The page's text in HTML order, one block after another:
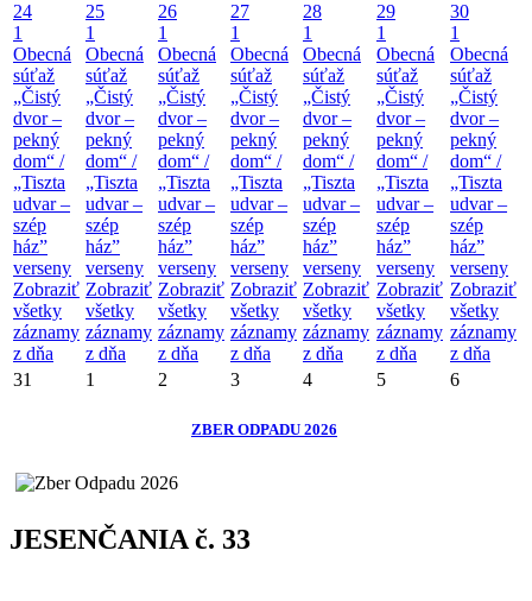
24
1
Obecná
súťaž
„Čistý
dvor –
pekný
dom“ /
„Tiszta
udvar –
szép
ház”
verseny
Zobraziť
všetky
záznamy
z dňa
25
1
Obecná
súťaž
„Čistý
dvor –
pekný
dom“ /
„Tiszta
udvar –
szép
ház”
verseny
Zobraziť
všetky
záznamy
z dňa
26
1
Obecná
súťaž
„Čistý
dvor –
pekný
dom“ /
„Tiszta
udvar –
szép
ház”
verseny
Zobraziť
všetky
záznamy
z dňa
27
1
Obecná
súťaž
„Čistý
dvor –
pekný
dom“ /
„Tiszta
udvar –
szép
ház”
verseny
Zobraziť
všetky
záznamy
z dňa
28
1
Obecná
súťaž
„Čistý
dvor –
pekný
dom“ /
„Tiszta
udvar –
szép
ház”
verseny
Zobraziť
všetky
záznamy
z dňa
29
1
Obecná
súťaž
„Čistý
dvor –
pekný
dom“ /
„Tiszta
udvar –
szép
ház”
verseny
Zobraziť
všetky
záznamy
z dňa
30
1
Obecná
súťaž
„Čistý
dvor –
pekný
dom“ /
„Tiszta
udvar –
szép
ház”
verseny
Zobraziť
všetky
záznamy
z dňa
31
1 2 3 4 5 6
ZBER ODPADU 2026
JESENČANIA č. 33